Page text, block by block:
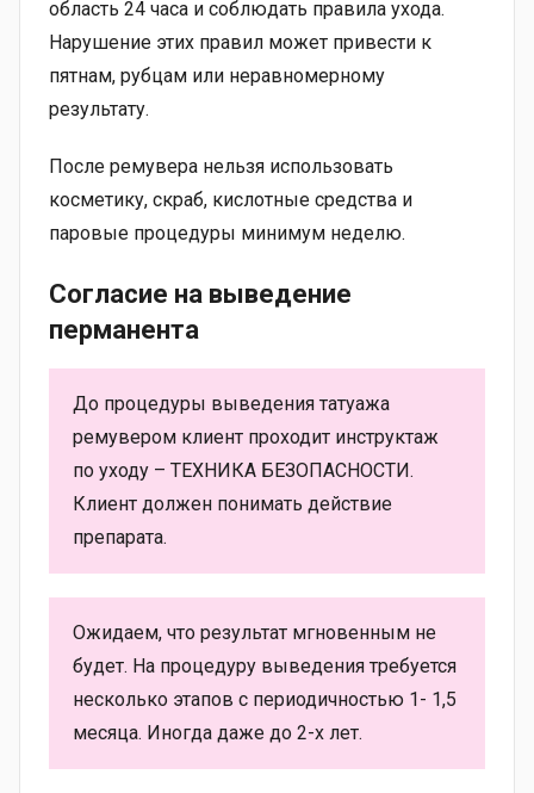
область 24 часа и соблюдать правила ухода.
Нарушение этих правил может привести к
пятнам, рубцам или неравномерному
результату.
После ремувера нельзя использовать
косметику, скраб, кислотные средства и
паровые процедуры минимум неделю.
Согласие на выведение
перманента
До процедуры выведения татуажа
ремувером клиент проходит инструктаж
по уходу – ТЕХНИКА БЕЗОПАСНОСТИ.
Клиент должен понимать действие
препарата.
Ожидаем, что результат мгновенным не
будет. На процедуру выведения требуется
несколько этапов с периодичностью 1- 1,5
месяца. Иногда даже до 2-х лет.